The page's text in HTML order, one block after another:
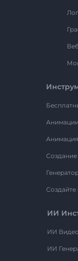
Анимации
Создайте
ИИ
ИИ
ИИ